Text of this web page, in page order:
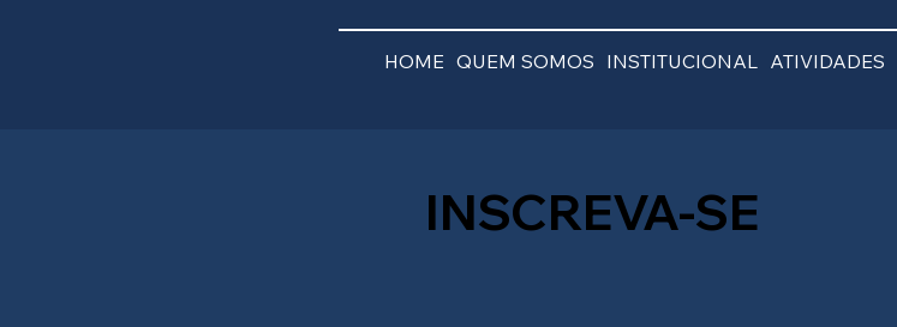
HOME QUEM SOMOS INSTITUCIONAL ATIVIDADES
INSCREVA-SE